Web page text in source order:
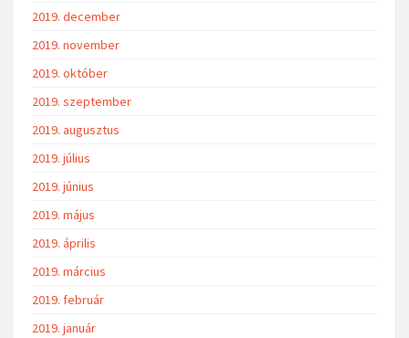
2019. december
2019. november
2019. október
2019. szeptember
2019. augusztus
2019. július
2019. június
2019. május
2019. április
2019. március
2019. február
2019. január